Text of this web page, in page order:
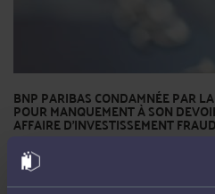
BNP PARIBAS CONDAMNÉE PAR
POUR MANQUEMENT À SON
AFFAIRE D’INVESTISSEMENT
Une victoire importante obtenue par